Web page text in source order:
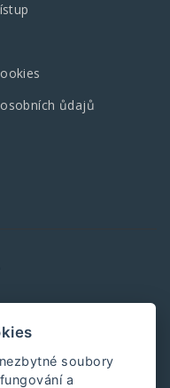
ůdajů
soubory
a